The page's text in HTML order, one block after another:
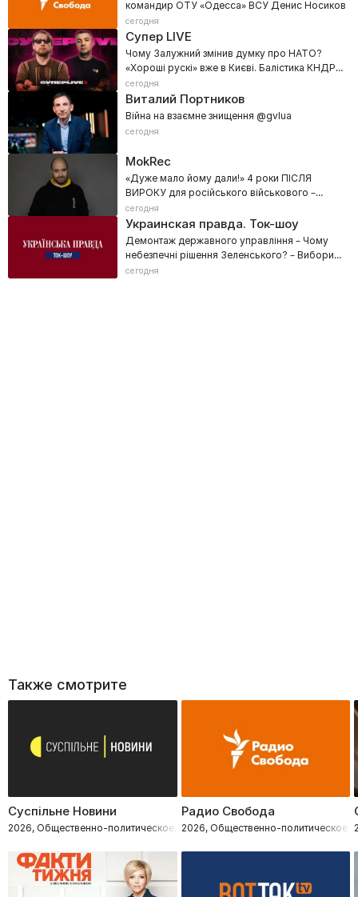
командир ОТУ «Одесса» ВСУ Денис Носиков
сегодня
Супер LIVE
Чому Залужний змінив думку про НАТО?
«Хороші рускі» вже в Києві. Балістика КНДР
та ППО для України
сегодня
Виталий Портников
Війна на взаємне знищення @gvlua
сегодня
MokRec
«Дуже мало йому дали!» 4 роки ПІСЛЯ
ВИРОКУ для російського військового –
Фільм Данила Мокрика
сегодня
Украинская правда. Ток-шоу
Демонтаж державного управління – Чому
небезпечні рішення Зеленського? – Вибори
неминучі
сегодня
Также смотрите
Суспільне Новини
2026, Общественно-политическое, Новости
Радио Свобода
2026, Общественно-политическое,